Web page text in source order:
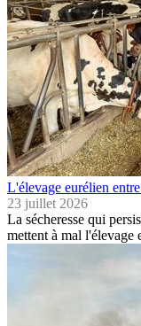
L'élevage eurélien
23 juillet 2026
La sécheresse qui
mettent à mal